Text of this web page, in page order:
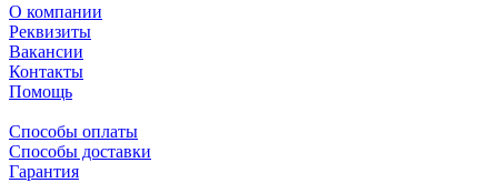
О компании
Реквизиты
Вакансии
Контакты
Помощь
Способы оплаты
Способы доставки
Гарантия